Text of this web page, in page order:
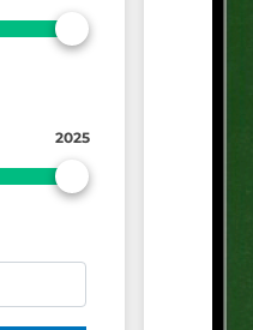
2025